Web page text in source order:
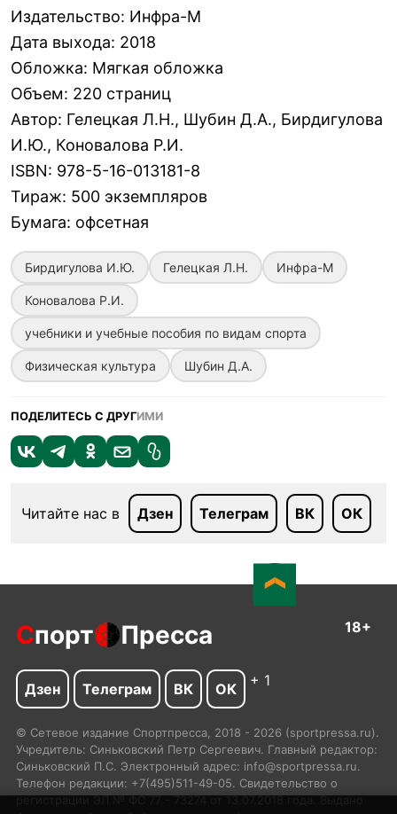
Издательство: Инфра-М
Дата выхода: 2018
Обложка: Мягкая обложка
Объем: 220 страниц
Автор: Гелецкая Л.Н., Шубин Д.А., Бирдигулова
И.Ю., Коновалова Р.И.
ISBN: 978-5-16-013181-8
Тираж: 500 экземпляров
Бумага: офсетная
Бирдигулова И.Ю. Гелецкая Л.Н. Инфра-М
Коновалова Р.И.
учебники и учебные пособия по видам спорта
Физическая культура Шубин Д.А.
ПОДЕЛИТЕСЬ С ДРУГИМИ
Читайте нас в Дзен Телеграм ВК ОК
Спорт Пресса 18+
Дзен Телеграм ВК ОК + 1
© Сетевое издание Спортпресса, 2018 - 2026 (sportpressa.ru).
Учредитель: Синьковский Петр Сергеевич. Главный редактор:
Синьковский П.С. Электронный адрес: info@sportpressa.ru.
Телефон редакции: +7(495)511-49-05. Свидетельство о
регистрации ЭЛ № ФС 77 - 73274 от 13.07.2018 года. Выдано